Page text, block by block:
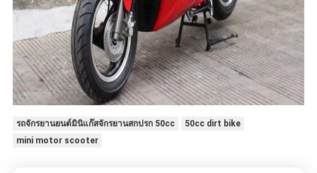
รถจักรยานยนต์มินิแก๊สจักรยานสกปรก 50cc
50cc dirt bike
mini motor scooter